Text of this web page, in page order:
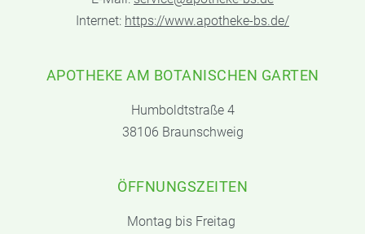
Internet: https://www.apotheke-bs.de/
APOTHEKE AM BOTANISCHEN GARTEN
Humboldtstraße 4
38106 Braunschweig
ÖFFNUNGSZEITEN
Montag bis Freitag